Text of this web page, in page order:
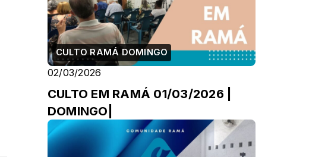
CULTO RAMÁ DOMINGO
02/03/2026
CULTO EM RAMÁ 01/03/2026 |
DOMINGO|